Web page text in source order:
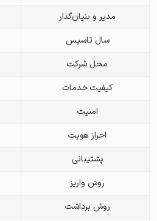
مدیر و بنیان‌گذار
سال تاسیس
محل شرکت
کیفیت خدمات
امنیت
احراز هویت
پشتیبانی
روش واریز
روش برداشت